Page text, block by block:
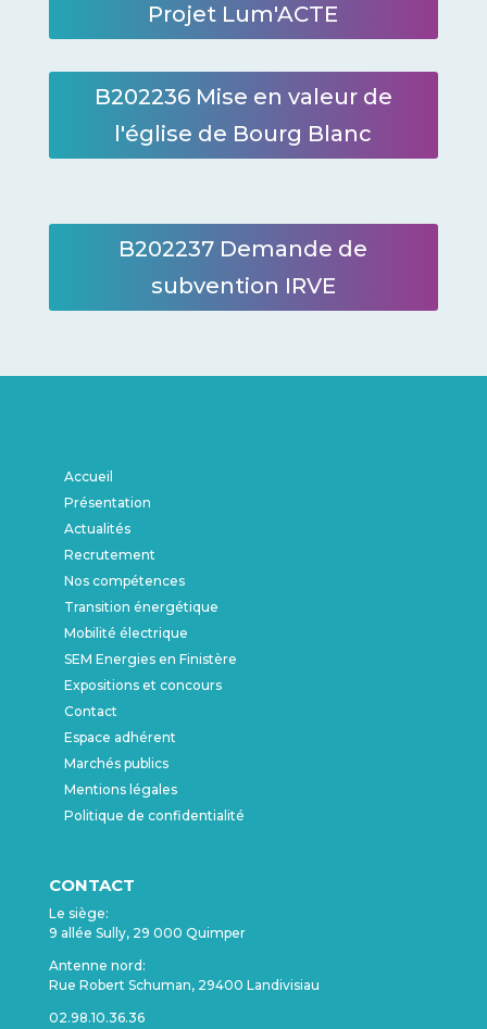
Projet Lum'ACTE
B202236 Mise en valeur de
l'église de Bourg Blanc
B202237 Demande de
subvention IRVE
Accueil
Présentation
Actualités
Recrutement
Nos compétences
Transition énergétique
Mobilité électrique
SEM Energies en Finistère
Expositions et concours
Contact
Espace adhérent
Marchés publics
Mentions légales
Politique de confidentialité
CONTACT
Le siège:
9 allée Sully, 29 000 Quimper
Antenne nord:
Rue Robert Schuman, 29400 Landivisiau
02.98.10.36.36